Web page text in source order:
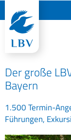
Der große
Bayern
1.500 Termin-
Führungen,